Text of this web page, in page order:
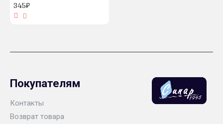
345₽
Покупателям
Контакты
Возврат товара